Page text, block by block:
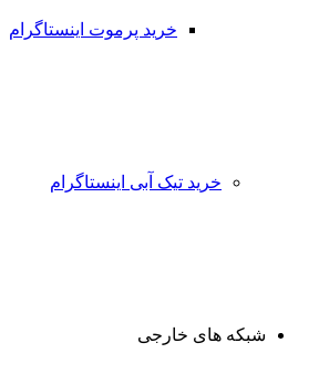
خرید پرموت اینستاگرام
خرید تیک آبی اینستاگرام
شبکه های خارجی